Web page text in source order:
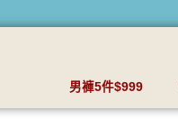
男褲5件$999